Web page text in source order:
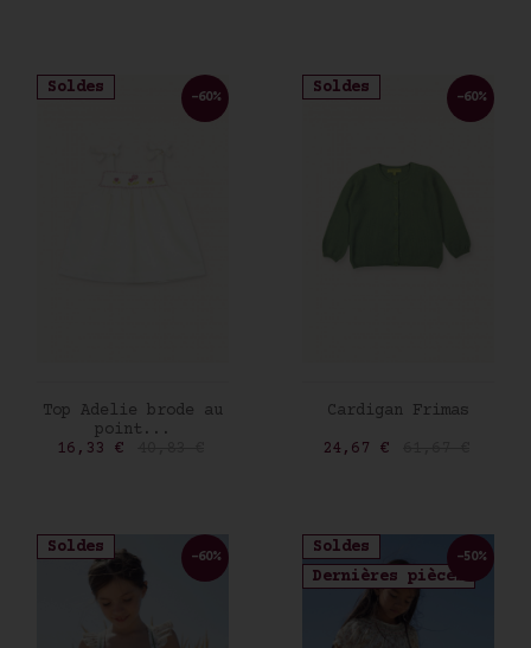
Soldes
AJOUTER AU PANIER
Top Adelie brode au
point...
Prix
16,33 €
-60%
Soldes
AJOUTER AU PANIER
Cardigan Frimas
Prix
24,67 €
-60%
Soldes
-60%
Soldes
Dernières pièces
-50%